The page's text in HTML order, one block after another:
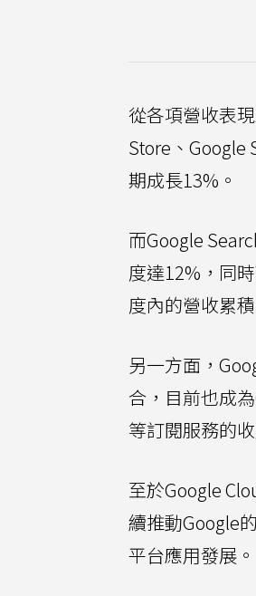
從各項營收表
Store、Google
期成長13%。
而Google
度達12%，同
度內的營收累
另一方面，
合，目前也成
等訂閱服務的
至於Google
續推動Google
平台應用發展。